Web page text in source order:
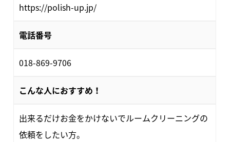
https://polish-up.jp/
電話番号
018-869-9706
こんな人におすすめ！
出来るだけお金をかけないでルームクリーニングの
依頼をしたい方。